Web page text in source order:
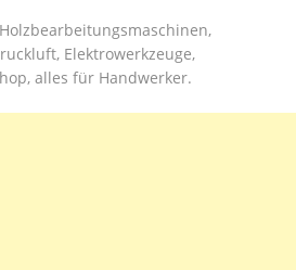
Elektrowerkzeuge,
alles für Handwerker.